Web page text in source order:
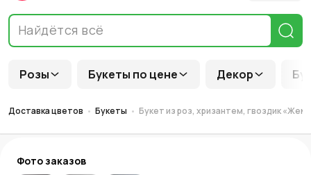
Розы Букеты по цене Декор
Доставка цветов Букеты Букет из роз, хризантем, гвоздик
Фото заказов